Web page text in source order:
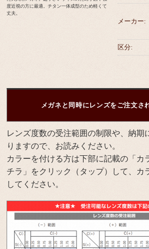
度近視の方に最適。チタン一体成型のため軽くて
丈夫。
メーカー:
区分:
メガネと同時にレンズをご注文さ
レンズ度数の受注範囲の制限や、納期
りますので、お読みください。
カラーを付ける方は下部に記載の「カ
チラ」をクリック（タップ）して、カ
してください。